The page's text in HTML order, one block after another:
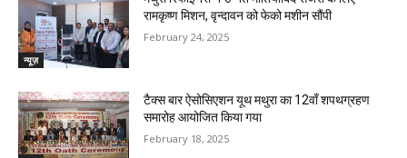
न्यूज़
रामकृष्ण मिशन, वृन्दावन को फेको मशीन सौंपी
February 24, 2025
टैक्स बार ऐसोसिएशन यूथ मथुरा का 12वाँ शपथग्रहण
समारोह आयोजित किया गया
February 18, 2025